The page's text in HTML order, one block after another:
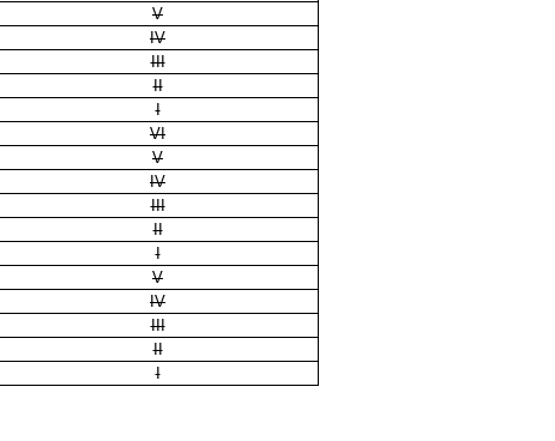
V
IV
III
II
I
VI
V
IV
III
II
I
V
IV
III
II
I